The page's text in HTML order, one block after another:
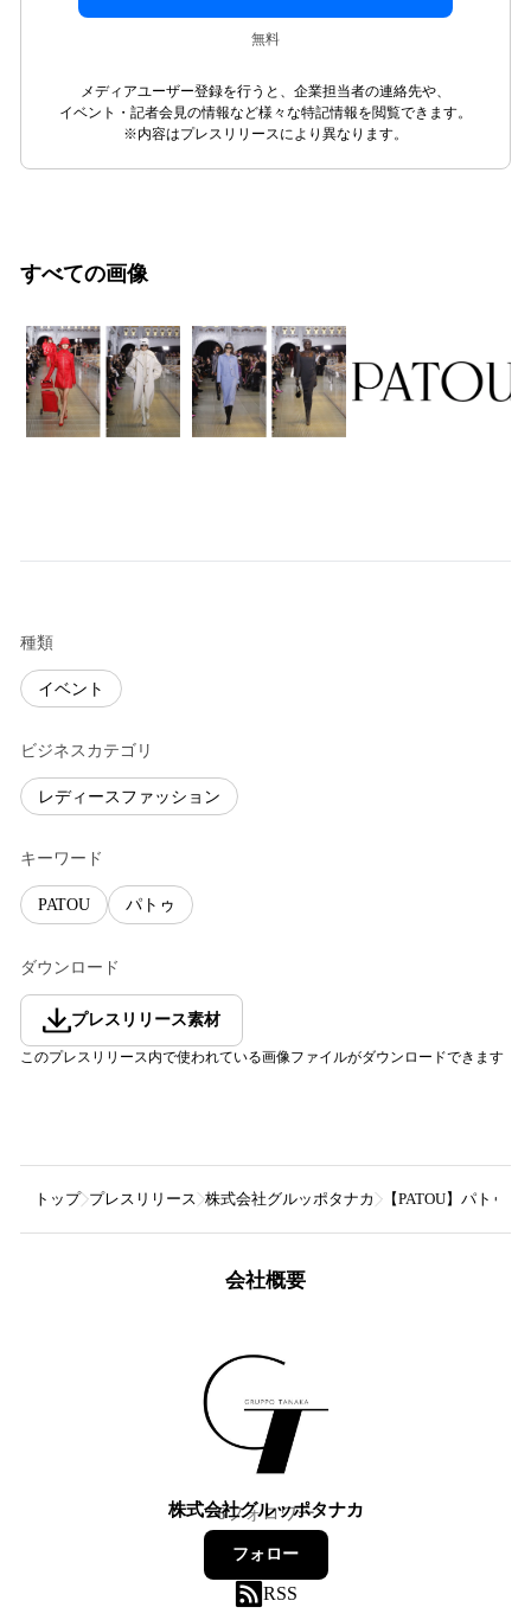
無料
メディアユーザー登録を行うと、企業担当者の連絡先や、
イベント・記者会見の情報など様々な特記情報を閲覧できます。
※内容はプレスリリースにより異なります。
すべての画像
種類
イベント
ビジネスカテゴリ
レディースファッション
キーワード
PATOU パトゥ
ダウンロード
プレスリリース素材
このプレスリリース内で使われている画像ファイルがダウンロードできます
トップ プレスリリース 株式会社グルッポタナカ 【PATOU】パトゥ
会社概要
株式会社グルッポタナカ
6フォロワー
フォロー
RSS